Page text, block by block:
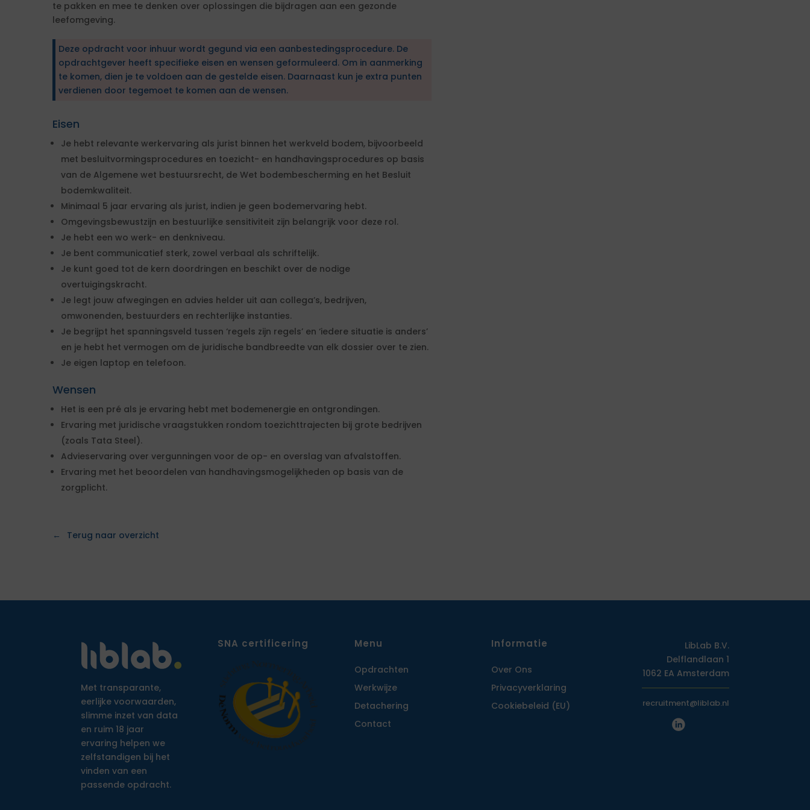
te pakken en mee te denken over oplossingen die bijdragen aan een gezonde
leefomgeving.
Deze opdracht voor inhuur wordt gegund via een aanbestedingsprocedure. De
opdrachtgever heeft specifieke eisen en wensen geformuleerd. Om in aanmerking
te komen, dien je te voldoen aan de gestelde eisen. Daarnaast kun je extra punten
verdienen door tegemoet te komen aan de wensen.
Eisen
Je hebt relevante werkervaring als jurist binnen het werkveld bodem, bijvoorbeeld
met besluitvormingsprocedures en toezicht- en handhavingsprocedures op basis
van de Algemene wet bestuursrecht, de Wet bodembescherming en het Besluit
bodemkwaliteit.
Minimaal 5 jaar ervaring als jurist, indien je geen bodemervaring hebt.
Omgevingsbewustzijn en bestuurlijke sensitiviteit zijn belangrijk voor deze rol.
Je hebt een wo werk- en denkniveau.
Je bent communicatief sterk, zowel verbaal als schriftelijk.
Je kunt goed tot de kern doordringen en beschikt over de nodige
overtuigingskracht.
Je legt jouw afwegingen en advies helder uit aan collega’s, bedrijven,
omwonenden, bestuurders en rechterlijke instanties.
Je begrijpt het spanningsveld tussen ‘regels zijn regels’ en ‘iedere situatie is anders’
en je hebt het vermogen om de juridische bandbreedte van elk dossier over te zien.
Je eigen laptop en telefoon.
Wensen
Het is een pré als je ervaring hebt met bodemenergie en ontgrondingen.
Ervaring met juridische vraagstukken rondom toezichttrajecten bij grote bedrijven
(zoals Tata Steel).
Advieservaring over vergunningen voor de op- en overslag van afvalstoffen.
Ervaring met het beoordelen van handhavingsmogelijkheden op basis van de
zorgplicht.
Terug naar overzicht
Met transparante,
eerlijke voorwaarden,
slimme inzet van data
en ruim 18 jaar
ervaring helpen we
zelfstandigen bij het
vinden van een
passende opdracht.
SNA certificering Menu
Opdrachten
Werkwijze
Detachering
Contact
Informatie
Over Ons
Privacy­verklaring
Cookiebeleid (EU)
LibLab B.V.
Delflandlaan 1
1062 EA Amsterdam
recruitment@liblab.nl